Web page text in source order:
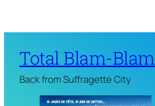
Total Blam-Blam
Back from Suffragette City